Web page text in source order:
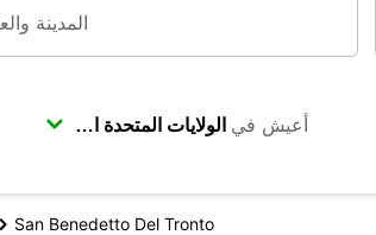
أعيش في
San Benedetto Del Tronto